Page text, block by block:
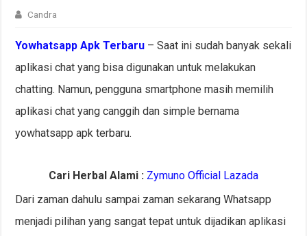
Candra
Yowhatsapp ApkTerbaru – Saat ini sudah banyak sekali
aplikasi chat yang bisa digunakan untuk melakukan
chatting. Namun, pengguna smartphone masih memilih
aplikasi chat yang canggih dan simple bernama
yowhatsapp apk terbaru.
Cari Herbal Alami : Zymuno Official Lazada
Dari zaman dahulu sampai zaman sekarang Whatsapp
menjadi pilihan yang sangat tepat untuk dijadikan aplikasi